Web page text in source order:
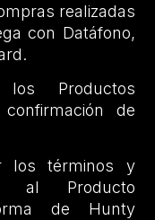
realizadas
con Datáfono,
Productos
de
los términos y
al Producto
de Hunty